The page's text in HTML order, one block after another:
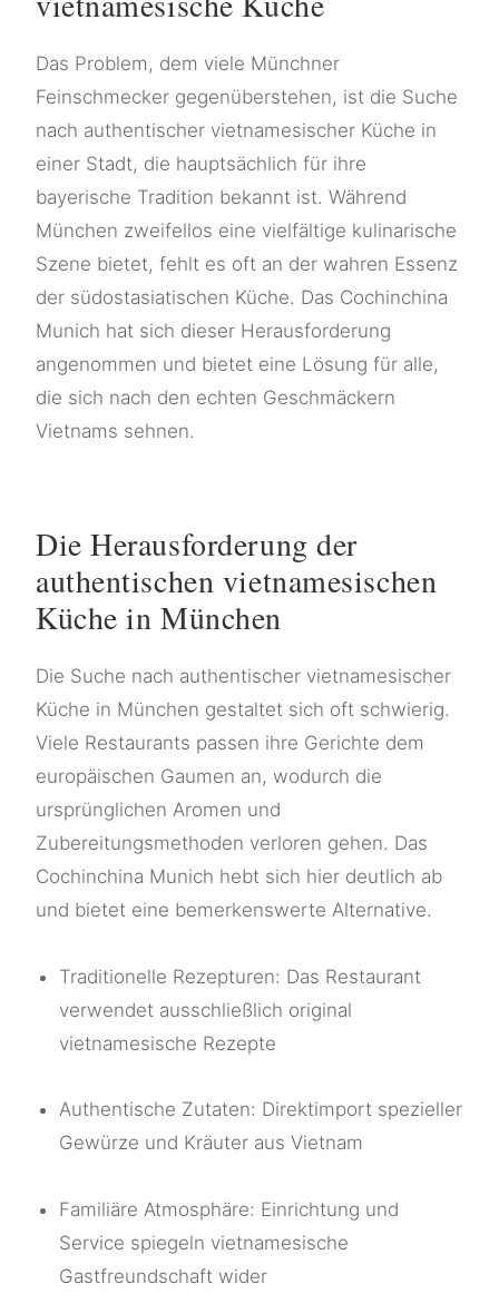
Das Problem, dem viele Münchner
Feinschmecker gegenüberstehen, ist die Suche
nach authentischer vietnamesischer Küche in
einer Stadt, die hauptsächlich für ihre
bayerische Tradition bekannt ist. Während
München zweifellos eine vielfältige kulinarische
Szene bietet, fehlt es oft an der wahren Essenz
der südostasiatischen Küche. Das Cochinchina
Munich hat sich dieser Herausforderung
angenommen und bietet eine Lösung für alle,
die sich nach den echten Geschmäckern
Vietnams sehnen.
Die Herausforderung der
authentischen vietnamesischen
Küche in München
Die Suche nach authentischer vietnamesischer
Küche in München gestaltet sich oft schwierig.
Viele Restaurants passen ihre Gerichte dem
europäischen Gaumen an, wodurch die
ursprünglichen Aromen und
Zubereitungsmethoden verloren gehen. Das
Cochinchina Munich hebt sich hier deutlich ab
und bietet eine bemerkenswerte Alternative.
Traditionelle Rezepturen: Das Restaurant
verwendet ausschließlich original
vietnamesische Rezepte
Authentische Zutaten: Direktimport spezieller
Gewürze und Kräuter aus Vietnam
Familiäre Atmosphäre: Einrichtung und
Service spiegeln vietnamesische
Gastfreundschaft wider